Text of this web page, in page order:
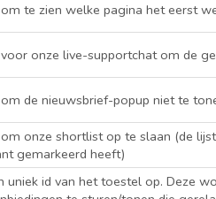
te zien welke pagina het eerst
onze live-supportchat om de
de nieuwsbrief-popup niet te
onze shortlist op te slaan (de
gemarkeerd heeft)
uniek id van het toestel op. Deze